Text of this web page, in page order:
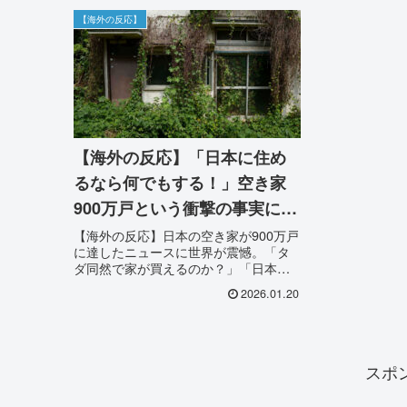
【海外の反応】
【海外の反応】「日本に住め
るなら何でもする！」空き家
900万戸という衝撃の事実に世
界が驚愕！移住希望の声や鋭
い分析が殺到
【海外の反応】日本の空き家が900万戸
に達したニュースに世界が震憾。「タ
ダ同然で家が買えるのか？」「日本に
ら、少子高齢化や地方過疎化への鋭い
2026.01.20
スポ